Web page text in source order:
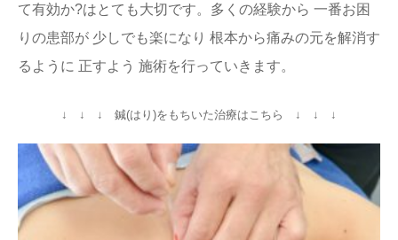
て有効か?はとても大切です。多くの経験から 一番お困
りの患部が 少しでも楽になり 根本から痛みの元を解消す
るように 正すよう 施術を行っていきます。
↓ ↓ ↓ 鍼(はり)をもちいた治療はこちら ↓ ↓ ↓